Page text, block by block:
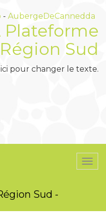
- AubergeDeCannedda
Plateforme
Région Sud
pour changer le texte.
Sud -